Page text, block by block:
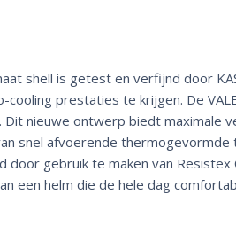
shell is getest en verfijnd door
prestaties te krijgen. De
Dit nieuwe ontwerp biedt maximale
snel afvoerende
gebruik te maken van
een helm die de hele dag